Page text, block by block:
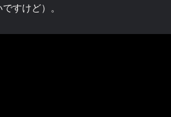
すけど）。